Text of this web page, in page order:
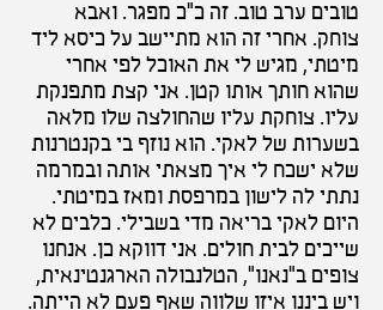
טובים ערב טוב. זה כ"כ מפגר. ואבא
צוחק. אחרי זה הוא מתיישב על כיסא ליד
מיטתי, מגיש לי את האוכל לפי אחרי
שהוא חותך אותו קטן. אני קצת מתפנקת
עליו. צוחקת עליו שהחולצה שלו מלאה
בשערות של לאקי. הוא נוזף בי בקנטרנות
שלא ישכח לי איך מצאתי אותה ובמרמה
נתתי לה לישון במרפסת ומאז במיטתי.
היום לאקי בריאה מדי בשבילי. כלבים לא
שייכים לבית חולים. אני דווקא כן. אנחנו
צופים ב"נאנו", הטלנבולה הארגנטינאית,
ויש ביננו איזו שלווה שאף פעם לא הייתה.